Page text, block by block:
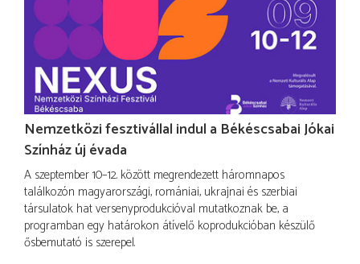
Nemzetközi fesztivállal indul a Békéscsabai Jókai
Színház új évada
A szeptember 10–12. között megrendezett háromnapos
találkozón magyarországi, romániai, ukrajnai és szerbiai
társulatok hat versenyprodukcióval mutatkoznak be, a
programban egy határokon átívelő koprodukcióban készülő
ősbemutató is szerepel.